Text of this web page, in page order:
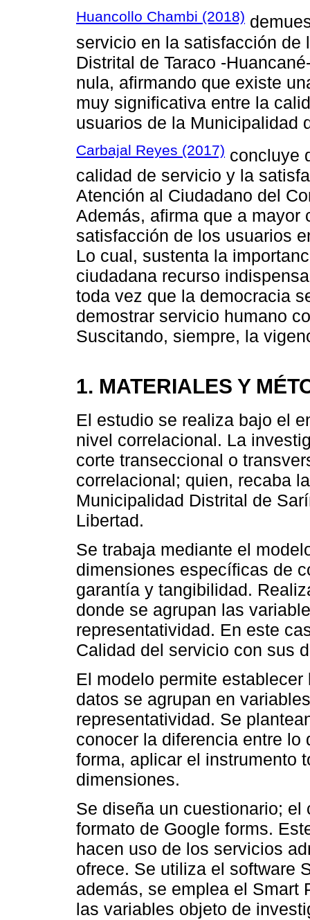
Huancollo Chambi (2018)
servicio en la satisfacción de
Distrital de Taraco -
nula, afirmando que existe
muy significativa entre la
usuarios de la Municipalidad
Carbajal Reyes (2017) concluye
calidad de servicio y la
Atención al Ciudadano del
Además, afirma que a
satisfacción de los usuarios
Lo cual, sustenta la
ciudadana recurso
toda vez que la democracia
demostrar servicio humano
Suscitando, siempre, la
1. MATERIALES Y
El estudio se realiza bajo el
nivel correlacional. La
corte transeccional o
correlacional; quien, recaba
Municipalidad Distrital de
Libertad.
Se trabaja mediante el
dimensiones específicas de
garantía y tangibilidad.
donde se agrupan las
representatividad. En este
Calidad del servicio con sus
El modelo permite
datos se agrupan en
representatividad. Se
conocer la diferencia entre
forma, aplicar el instrumento
dimensiones.
Se diseña un cuestionario;
formato de Google forms.
hacen uso de los servicios
ofrece. Se utiliza el software
además, se emplea el Smart
las variables objeto de